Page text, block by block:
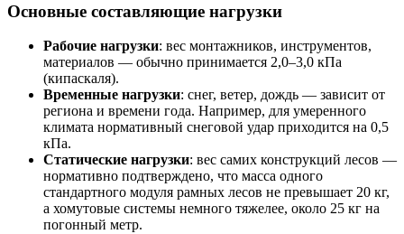
Основные составляющие нагрузки
Рабочие нагрузки: вес монтажников, инструментов,
материалов — обычно принимается 2,0–3,0 кПа
(кипаскаля).
Временные нагрузки: снег, ветер, дождь — зависит от
региона и времени года. Например, для умеренного
климата нормативный снеговой удар приходится на 0,5
кПа.
Статические нагрузки: вес самих конструкций лесов —
нормативно подтверждено, что масса одного
стандартного модуля рамных лесов не превышает 20 кг,
а хомутовые системы немного тяжелее, около 25 кг на
погонный метр.